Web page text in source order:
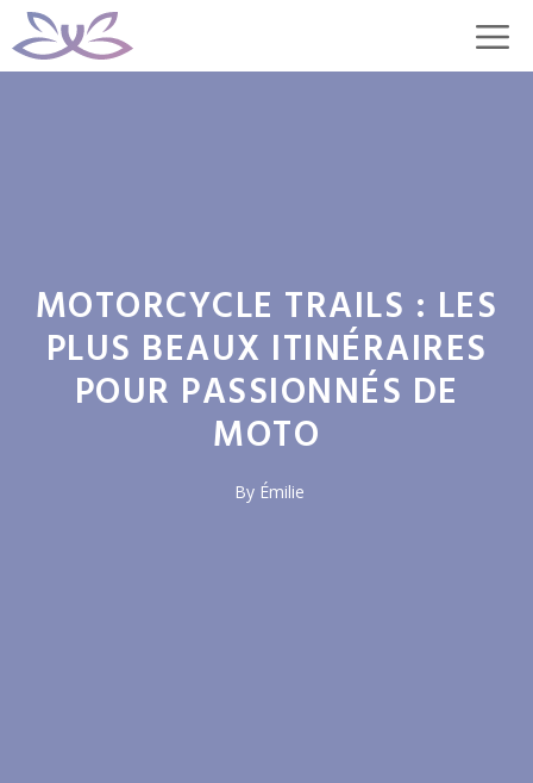
Aller
au
MOTORCYCLE TRAILS : LES
PLUS BEAUX ITINÉRAIRES
POUR PASSIONNÉS DE
MOTO
By Émilie